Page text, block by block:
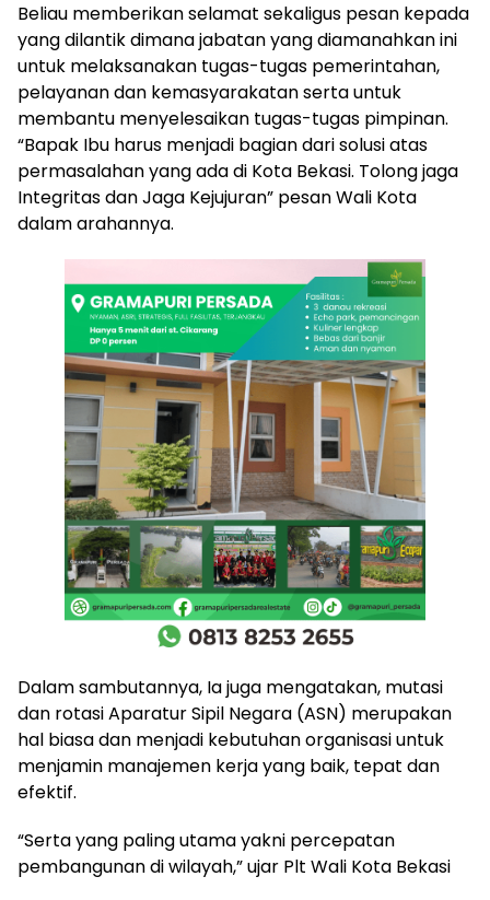
Beliau memberikan selamat sekaligus pesan kepada
yang dilantik dimana jabatan yang diamanahkan ini
untuk melaksanakan tugas-tugas pemerintahan,
pelayanan dan kemasyarakatan serta untuk
membantu menyelesaikan tugas-tugas pimpinan.
“Bapak Ibu harus menjadi bagian dari solusi atas
permasalahan yang ada di Kota Bekasi. Tolong jaga
Integritas dan Jaga Kejujuran” pesan Wali Kota
dalam arahannya.
Dalam sambutannya, Ia juga mengatakan, mutasi
dan rotasi Aparatur Sipil Negara (ASN) merupakan
hal biasa dan menjadi kebutuhan organisasi untuk
menjamin manajemen kerja yang baik, tepat dan
efektif.
“Serta yang paling utama yakni percepatan
pembangunan di wilayah,” ujar Plt Wali Kota Bekasi